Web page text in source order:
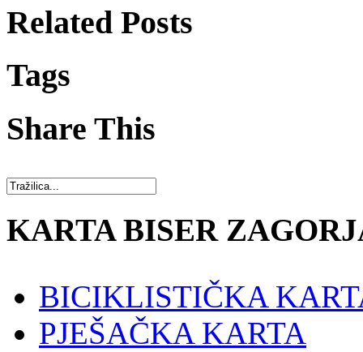
Related Posts
Tags
Share This
KARTA BISER
BICIKLISTIČKA
PJEŠAČKA KARTA